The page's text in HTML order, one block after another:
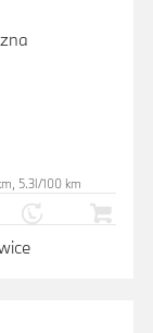
5.3l/100 km